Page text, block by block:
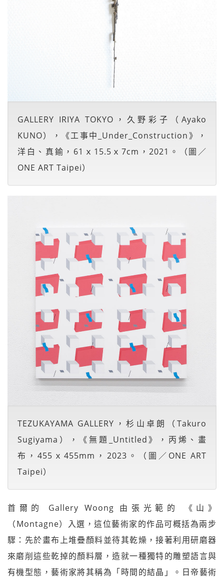
GALLERY IRIYA TOKYO，久野彩子（Ayako
KUNO），《工事中_Under_Construction》，
洋白、真鍮，61ｘ15.5ｘ7cm，2021。（圖／
ONE ART Taipei）
TEZUKAYAMA GALLERY，杉山卓朗（Takuro
Sugiyama），《無題_Untitled》，丙烯、畫
布，455ｘ455mm，2023。（圖／ONE ART
Taipei）
首爾的 Gallery Woong 由張光範的 《山》
（Montagne）入選，這位藝術家的作品可概括為兩步
驟：先於畫布上堆疊顏料並待其乾燥，接著利用研磨器
來磨削這些乾掉的顏料層，造就一種獨特的雕塑語言與
有機型態，藝術家將其稱為「時間的結晶」。日帝藝術